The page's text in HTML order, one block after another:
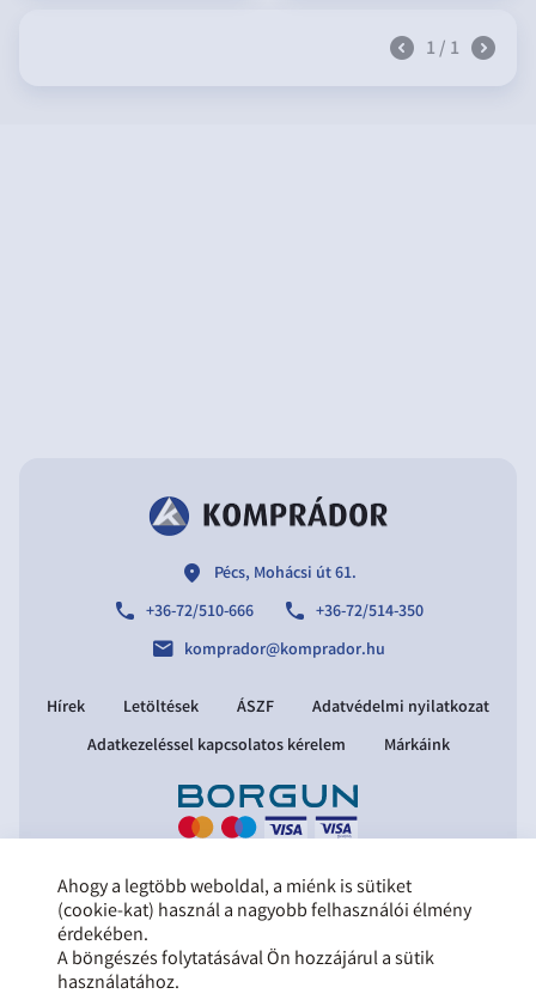
1 / 1
location
Pécs, Mohácsi út 61.
phone +36-72/510-666 phone +36-72/514-350
email komprador@komprador.hu
Hírek Letöltések ÁSZF
Adatvédelmi nyilatkozat
Adatkezeléssel kapcsolatos kérelem
Márkáink
Copyright © 2021 Komprádor Kft.
Minden jog fenntartva.
Tervezte és készítette:
az Octopus 8 ERP forgalmazója.
Ahogy a legtöbb weboldal, a miénk is sütiket
(cookie-kat) használ a nagyobb felhasználói élmény
érdekében.
A böngészés folytatásával Ön hozzájárul a sütik
használatához.